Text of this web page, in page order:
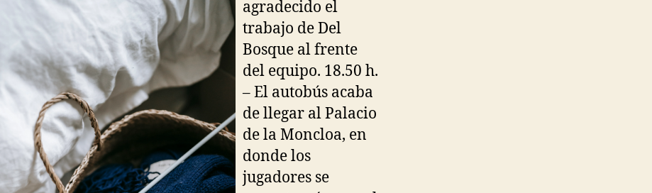
agradecido el
trabajo de Del
Bosque al frente
del equipo. 18.50 h.
– El autobús acaba
de llegar al Palacio
de la Moncloa, en
donde los
jugadores se